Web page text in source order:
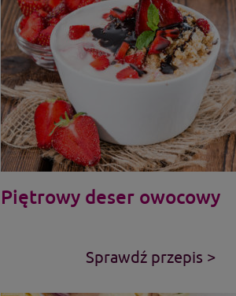
Piętrowy deser owocowy
Sprawdź przepis >